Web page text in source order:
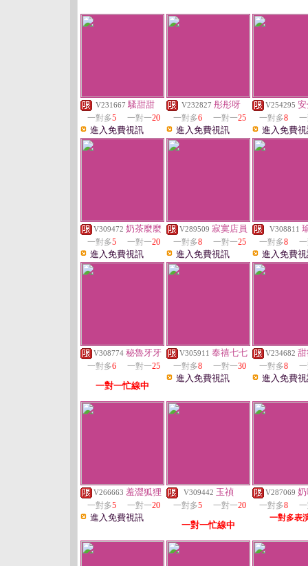
V231667 騷甜甜
一對多5 一對一20
進入免費視訊
V232827 彤彤呀
一對多6 一對一25
進入免費視訊
V254295
一對多8
進入免費
V309472 奶茶麼麼
一對多5 一對一20
進入免費視訊
V289509 寂寞店員
一對多8 一對一25
進入免費視訊
V308811
一對多8
進入免費
V308774 秘魯牙牙
一對多6 一對一25
一對一忙線中
V305911 奉禧七七
一對多8 一對一30
進入免費視訊
V234682
一對多8
進入免費
V266663 羞澀狐狸
一對多5 一對一20
進入免費視訊
V309442 玉禎
一對多5 一對一20
一對一忙線中
V287069
一對多8
一對多表